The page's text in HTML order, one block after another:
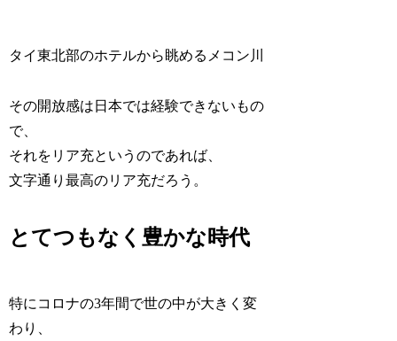
タイ東北部のホテルから眺めるメコン川
その開放感は日本では経験できないもの
で、
それをリア充というのであれば、
文字通り最高のリア充だろう。
とてつもなく豊かな時代
特にコロナの3年間で世の中が大きく変
わり、